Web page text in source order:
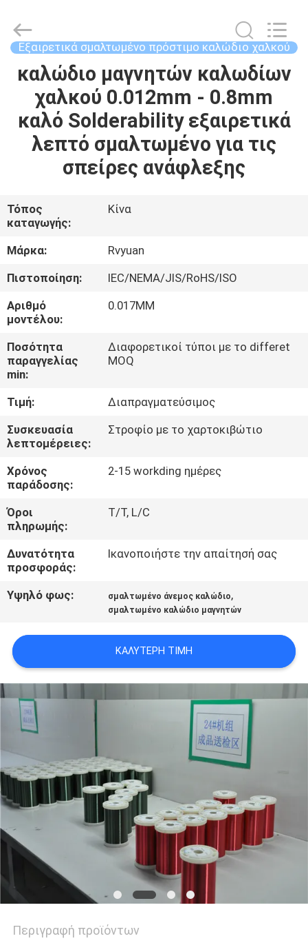
ΣΠΊΤΙ
ΠΡΟΪΌΝΤΑ
ΒΊΝΤΕΟ
ΠΕΡΊΠΟΥ
ΕΜΕΊΣ
ΓΎΡΟΣ
ΕΡΓΟΣΤΑΣΊΩΝ
ΠΟΙΟΤΙΚΌΣ
ΈΛΕΓΧΟΣ
ΜΑΣ
ΕΛΆΤΕ
ΣΕ
ΕΠΑΦΉ
ΜΕ
ΕΙΔΉΣΕΙΣ
ΖΗΤΉΣΤΕ
ΑΠΌΣΠΑΣΜΑ
SITEMAP
PRIVACY
POLICY
Material
Co,.Ltd.
Rights
Εξαιρετικά σμαλτωμένο πρόστιμο καλώδιο χαλκού
καλώδιο μαγνητών καλωδίων
χαλκού 0.012mm - 0.8mm
καλό Solderability εξαιρετικά
λεπτό σμαλτωμένο για τις
σπείρες ανάφλεξης
Τόπος
καταγωγής:
Κίνα
Μάρκα:
Rvyuan
Πιστοποίηση:
IEC/NEMA/JIS/RoHS/ISO
Αριθμό
μοντέλου:
0.017MM
Ποσότητα
παραγγελίας
min:
Διαφορετικοί τύποι με το differet
MOQ
Τιμή:
Διαπραγματεύσιμος
Συσκευασία
λεπτομέρειες:
Στροφίο με το χαρτοκιβώτιο
Χρόνος
παράδοσης:
2-15 workding ημέρες
Όροι
πληρωμής:
T/T, L/C
Δυνατότητα
προσφοράς:
Ικανοποιήστε την απαίτησή σας
Υψηλό φως: σμαλτωμένο άνεμος καλώδιο,
σμαλτωμένο καλώδιο μαγνητών
ΚΑΛΎΤΕΡΗ ΤΙΜΉ
Περιγραφή προϊόντων